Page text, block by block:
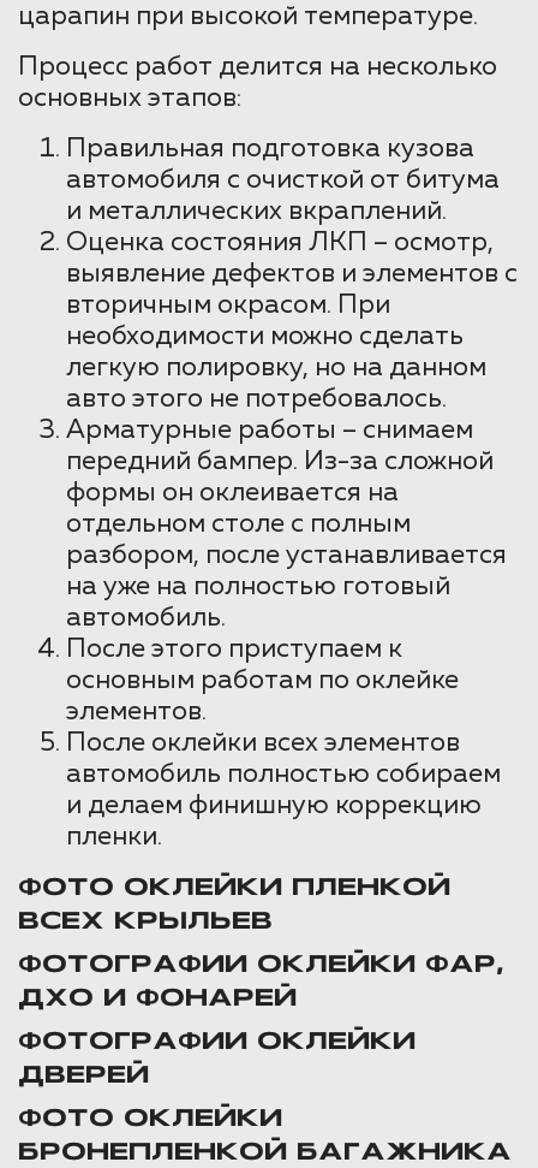
царапин при высокой температуре.
Процесс работ делится на несколько
основных этапов:
Правильная подготовка кузова
автомобиля с очисткой от битума
и металлических вкраплений.
Оценка состояния ЛКП – осмотр,
выявление дефектов и элементов с
вторичным окрасом. При
необходимости можно сделать
легкую полировку, но на данном
авто этого не потребовалось.
Арматурные работы – снимаем
передний бампер. Из-за сложной
формы он оклеивается на
отдельном столе с полным
разбором, после устанавливается
на уже на полностью готовый
автомобиль.
После этого приступаем к
основным работам по оклейке
элементов.
После оклейки всех элементов
автомобиль полностью собираем
и делаем финишную коррекцию
пленки.
ФОТО ОКЛЕЙКИ ПЛЕНКОЙ
ВСЕХ КРЫЛЬЕВ
ФОТОГРАФИИ ОКЛЕЙКИ ФАР,
ДХО И ФОНАРЕЙ
ФОТОГРАФИИ ОКЛЕЙКИ
ДВЕРЕЙ
ФОТО ОКЛЕЙКИ
БРОНЕПЛЕНКОЙ БАГАЖНИКА